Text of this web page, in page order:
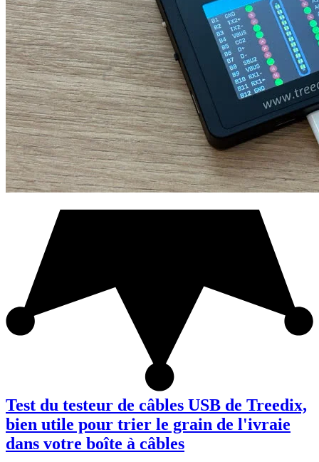
Test du testeur de câbles USB de Treedix,
bien utile pour trier le grain de l'ivraie
dans votre boîte à câbles